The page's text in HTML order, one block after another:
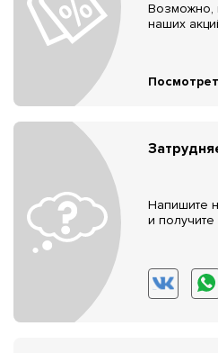
Возможно,
наших
Напишите
и получите